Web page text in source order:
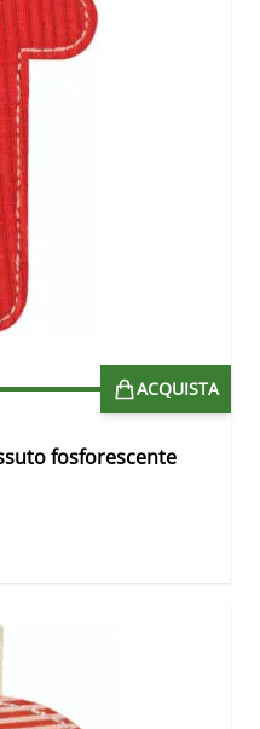
ACQUISTA
fosforescente